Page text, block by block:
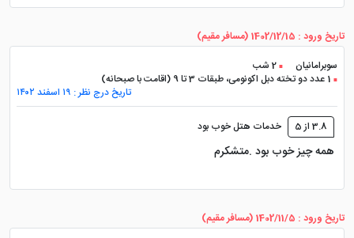
واحدها فقط در قیمت نیست؛ متراژ، طبقه، منظره، فضای
نشیمن، امکانات داخلی و سطح خصوصی بودن فضا هم در
انتخاب نهایی اثر دارد.
در صفحه های رزرو، ممکن است اتاق ها با عنوان هایی مانند
نرمال، اکونومی، تجاری، ویژه، دبل، توئین یا سوئیت نمایش
چشم انداز، امکان سرویس اضافه، شرایط کودک و شامل
بودن صبحانه را دقیق بررسی کنید.
تاریخ ورود : 1402/12/15 (مسافر مقیم)
سوبرامانیان
2 شب
1 عدد دو تخته دبل اکونومی، طبقات 3 تا 9 (اقامت با صبحانه)
تاریخ درج نظر : ۱۹ اسفند ۱۴۰۲
3.8 از 5 خدمات هتل خوب بود
همه چیز خوب بود .متشکرم
تاریخ ورود : 1402/11/5 (مسافر مقیم)